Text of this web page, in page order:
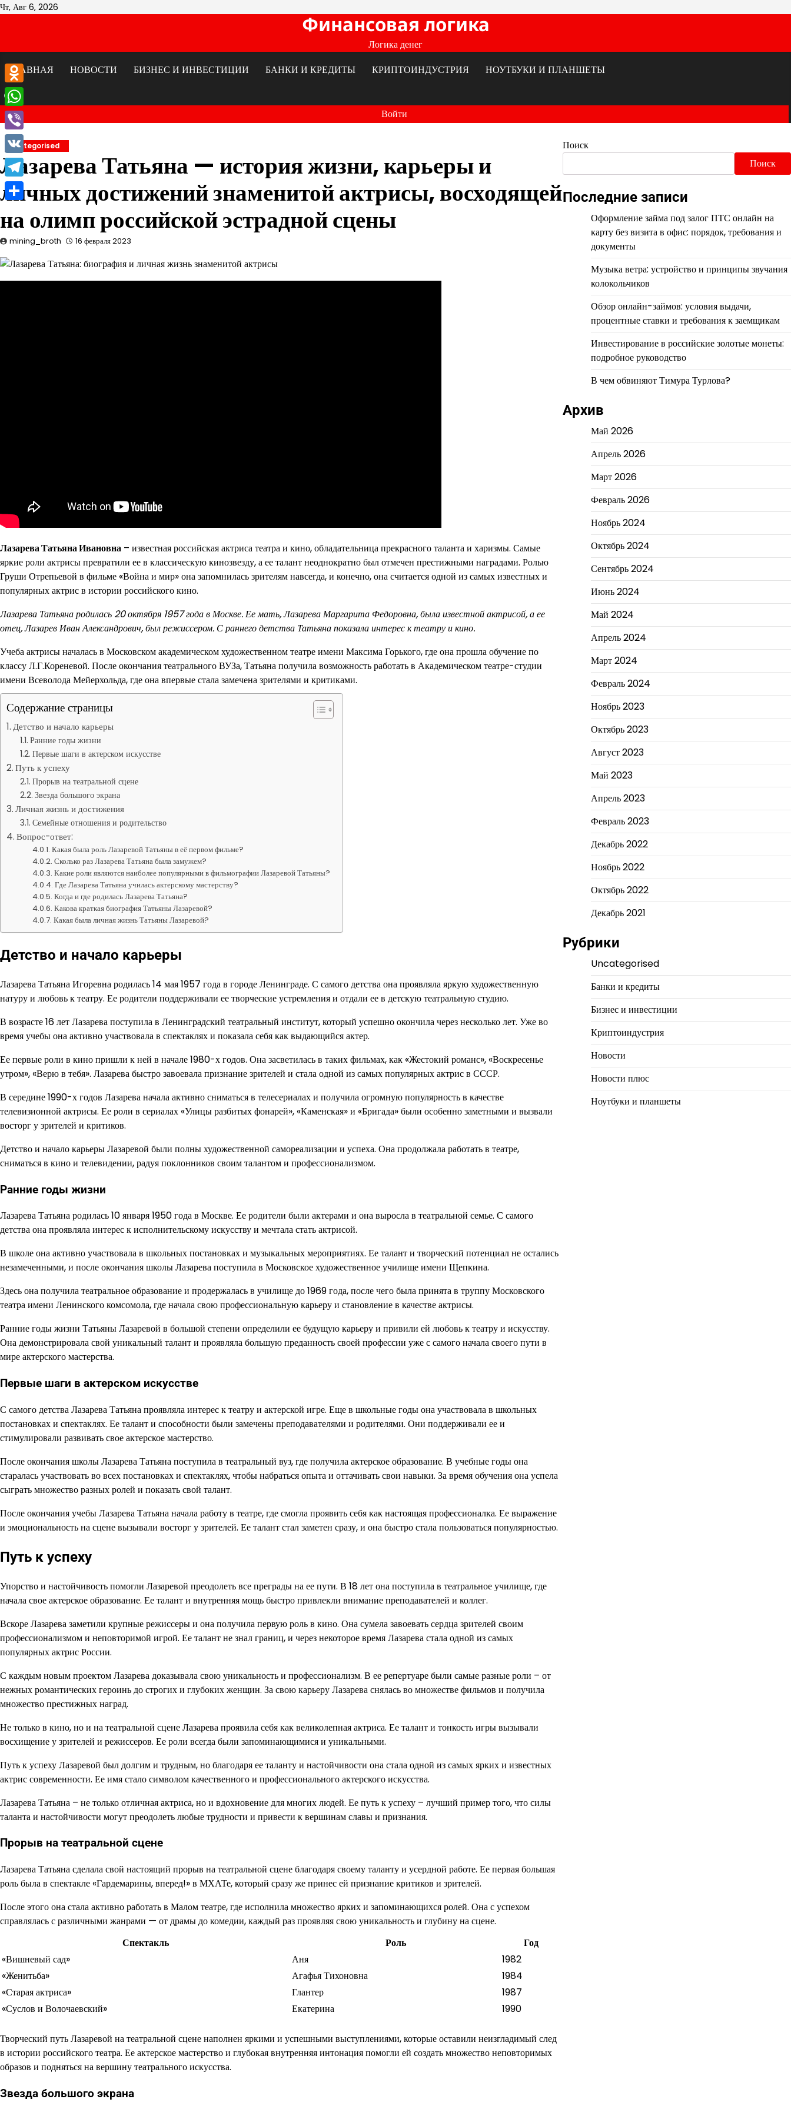
Перейти
Чт, Авг 6, 2026
Финансовая логика
Логика денег
ГЛАВНАЯ
НОВОСТИ БИЗНЕС И ИНВЕСТИЦИИ БАНКИ И КРЕДИТЫ КРИПТОИНДУСТРИЯ НОУТБУКИ И ПЛАНШЕТЫ
Войти
Uncategorised
Лазарева Татьяна — история жизни, карьеры и
личных достижений знаменитой актрисы, восходящей
на олимп российской эстрадной сцены
mining_broth 16 февраля 2023
Лазарева Татьяна Ивановна – известная российская актриса театра и кино, обладательница прекрасного таланта и харизмы. Самые
яркие роли актрисы превратили ее в классическую кинозвезду, а ее талант неоднократно был отмечен престижными наградами. Ролью
Груши Отрепьевой в фильме «Война и мир» она запомнилась зрителям навсегда, и конечно, она считается одной из самых известных и
популярных актрис в истории российского кино.
Лазарева Татьяна родилась 20 октября 1957 года в Москве. Ее мать, Лазарева Маргарита Федоровна, была известной актрисой, а ее
отец, Лазарев Иван Александрович, был режиссером. С раннего детства Татьяна показала интерес к театру и кино.
Учеба актрисы началась в Московском академическом художественном театре имени Максима Горького, где она прошла обучение по
классу Л.Г.Кореневой. После окончания театрального ВУЗа, Татьяна получила возможность работать в Академическом театре-студии
имени Всеволода Мейерхольда, где она впервые стала замечена зрителями и критиками.
Содержание страницы
Детство и начало карьеры
Ранние годы жизни
Первые шаги в актерском искусстве
Путь к успеху
Прорыв на театральной сцене
Звезда большого экрана
Личная жизнь и достижения
Семейные отношения и родительство
Вопрос-ответ:
Какая была роль Лазаревой Татьяны в её первом фильме?
Сколько раз Лазарева Татьяна была замужем?
Какие роли являются наиболее популярными в фильмографии Лазаревой Татьяны?
Где Лазарева Татьяна училась актерскому мастерству?
Когда и где родилась Лазарева Татьяна?
Какова краткая биография Татьяны Лазаревой?
Какая была личная жизнь Татьяны Лазаревой?
Детство и начало карьеры
Лазарева Татьяна Игоревна родилась 14 мая 1957 года в городе Ленинграде. С самого детства она проявляла яркую художественную
натуру и любовь к театру. Ее родители поддерживали ее творческие устремления и отдали ее в детскую театральную студию.
В возрасте 16 лет Лазарева поступила в Ленинградский театральный институт, который успешно окончила через несколько лет. Уже во
время учебы она активно участвовала в спектаклях и показала себя как выдающийся актер.
Ее первые роли в кино пришли к ней в начале 1980-х годов. Она засветилась в таких фильмах, как «Жестокий романс», «Воскресенье
утром», «Верю в тебя». Лазарева быстро завоевала признание зрителей и стала одной из самых популярных актрис в СССР.
В середине 1990-х годов Лазарева начала активно сниматься в телесериалах и получила огромную популярность в качестве
телевизионной актрисы. Ее роли в сериалах «Улицы разбитых фонарей», «Каменская» и «Бригада» были особенно заметными и вызвали
восторг у зрителей и критиков.
Детство и начало карьеры Лазаревой были полны художественной самореализации и успеха. Она продолжала работать в театре,
сниматься в кино и телевидении, радуя поклонников своим талантом и профессионализмом.
Ранние годы жизни
Лазарева Татьяна родилась 10 января 1950 года в Москве. Ее родители были актерами и она выросла в театральной семье. С самого
детства она проявляла интерес к исполнительскому искусству и мечтала стать актрисой.
В школе она активно участвовала в школьных постановках и музыкальных мероприятиях. Ее талант и творческий потенциал не остались
незамеченными, и после окончания школы Лазарева поступила в Московское художественное училище имени Щепкина.
Здесь она получила театральное образование и продержалась в училище до 1969 года, после чего была принята в труппу Московского
театра имени Ленинского комсомола, где начала свою профессиональную карьеру и становление в качестве актрисы.
Ранние годы жизни Татьяны Лазаревой в большой степени определили ее будущую карьеру и привили ей любовь к театру и искусству.
Она демонстрировала свой уникальный талант и проявляла большую преданность своей профессии уже с самого начала своего пути в
мире актерского мастерства.
Первые шаги в актерском искусстве
С самого детства Лазарева Татьяна проявляла интерес к театру и актерской игре. Еще в школьные годы она участвовала в школьных
постановках и спектаклях. Ее талант и способности были замечены преподавателями и родителями. Они поддерживали ее и
стимулировали развивать свое актерское мастерство.
После окончания школы Лазарева Татьяна поступила в театральный вуз, где получила актерское образование. В учебные годы она
старалась участвовать во всех постановках и спектаклях, чтобы набраться опыта и оттачивать свои навыки. За время обучения она успела
сыграть множество разных ролей и показать свой талант.
После окончания учебы Лазарева Татьяна начала работу в театре, где смогла проявить себя как настоящая профессионалка. Ее выражение
и эмоциональность на сцене вызывали восторг у зрителей. Ее талант стал заметен сразу, и она быстро стала пользоваться популярностью.
Путь к успеху
Упорство и настойчивость помогли Лазаревой преодолеть все преграды на ее пути. В 18 лет она поступила в театральное училище, где
начала свое актерское образование. Ее талант и внутренняя мощь быстро привлекли внимание преподавателей и коллег.
Вскоре Лазарева заметили крупные режиссеры и она получила первую роль в кино. Она сумела завоевать сердца зрителей своим
профессионализмом и неповторимой игрой. Ее талант не знал границ, и через некоторое время Лазарева стала одной из самых
популярных актрис России.
С каждым новым проектом Лазарева доказывала свою уникальность и профессионализм. В ее репертуаре были самые разные роли – от
нежных романтических героинь до строгих и глубоких женщин. За свою карьеру Лазарева снялась во множестве фильмов и получила
множество престижных наград.
Не только в кино, но и на театральной сцене Лазарева проявила себя как великолепная актриса. Ее талант и тонкость игры вызывали
восхищение у зрителей и режиссеров. Ее роли всегда были запоминающимися и уникальными.
Путь к успеху Лазаревой был долгим и трудным, но благодаря ее таланту и настойчивости она стала одной из самых ярких и известных
актрис современности. Ее имя стало символом качественного и профессионального актерского искусства.
Лазарева Татьяна – не только отличная актриса, но и вдохновение для многих людей. Ее путь к успеху – лучший пример того, что силы
таланта и настойчивости могут преодолеть любые трудности и привести к вершинам славы и признания.
Прорыв на театральной сцене
Лазарева Татьяна сделала свой настоящий прорыв на театральной сцене благодаря своему таланту и усердной работе. Ее первая большая
роль была в спектакле «Гардемарины, вперед!» в МХАТе, который сразу же принес ей признание критиков и зрителей.
После этого она стала активно работать в Малом театре, где исполнила множество ярких и запоминающихся ролей. Она с успехом
справлялась с различными жанрами — от драмы до комедии, каждый раз проявляя свою уникальность и глубину на сцене.
Спектакль
Роль
Год
«Вишневый сад»
Аня
1982
«Женитьба»
Агафья Тихоновна
1984
«Старая актриса»
Глантер
1987
«Суслов и Волочаевский»
Екатерина 1990
Творческий путь Лазаревой на театральной сцене наполнен яркими и успешными выступлениями, которые оставили неизгладимый след
в истории российского театра. Ее актерское мастерство и глубокая внутренняя интонация помогли ей создать множество неповторимых
образов и подняться на вершину театрального искусства.
Звезда большого экрана
Поиск
Поиск
Последние записи
Оформление займа под залог ПТС онлайн на
карту без визита в офис: порядок, требования и
документы
Музыка ветра: устройство и принципы звучания
колокольчиков
Обзор онлайн-займов: условия выдачи,
процентные ставки и требования к заемщикам
Инвестирование в российские золотые монеты:
подробное руководство
В чем обвиняют Тимура Турлова?
Архив
Май 2026
Апрель 2026
Март 2026
Февраль 2026
Ноябрь 2024
Октябрь 2024
Сентябрь 2024
Июнь 2024
Май 2024
Апрель 2024
Март 2024
Февраль 2024
Ноябрь 2023
Октябрь 2023
Август 2023
Май 2023
Апрель 2023
Февраль 2023
Декабрь 2022
Ноябрь 2022
Октябрь 2022
Декабрь 2021
Рубрики
Uncategorised
Банки и кредиты
Бизнес и инвестиции
Криптоиндустрия
Новости
Новости плюс
Ноутбуки и планшеты
Odnoklassniki
WhatsApp
Viber
VK
Telegram